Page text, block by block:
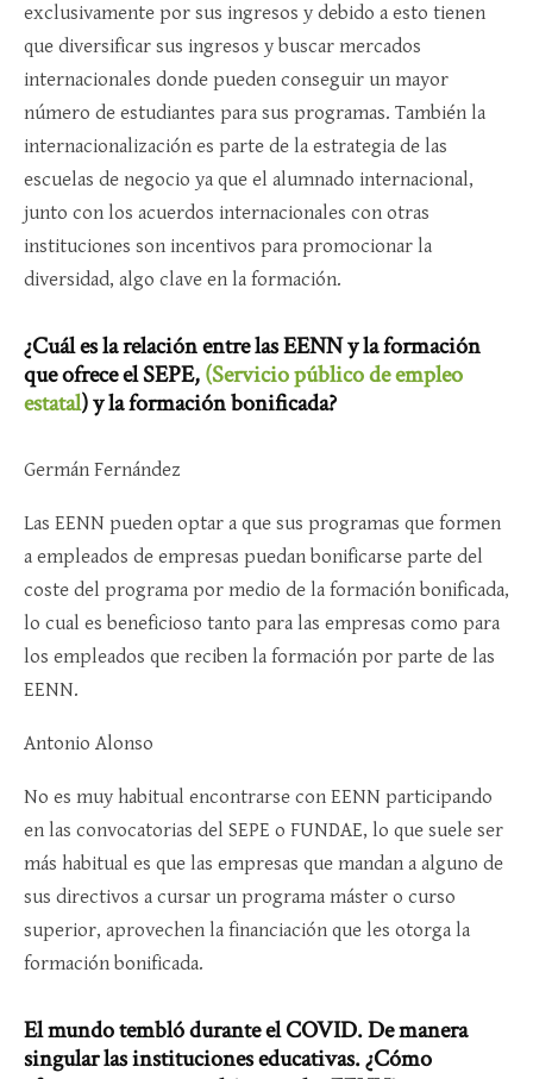
exclusivamente por sus ingresos y debido a esto tienen
que diversificar sus ingresos y buscar mercados
internacionales donde pueden conseguir un mayor
número de estudiantes para sus programas. También la
internacionalización es parte de la estrategia de las
escuelas de negocio ya que el alumnado internacional,
junto con los acuerdos internacionales con otras
instituciones son incentivos para promocionar la
diversidad, algo clave en la formación.
¿Cuál es la relación entre las EENN y la formación
que ofrece el SEPE,(Servicio público de empleo
estatal) y la formación bonificada?
Germán Fernández
Las EENN pueden optar a que sus programas que formen
a empleados de empresas puedan bonificarse parte del
coste del programa por medio de la formación bonificada,
lo cual es beneficioso tanto para las empresas como para
los empleados que reciben la formación por parte de las
EENN.
Antonio Alonso
No es muy habitual encontrarse con EENN participando
en las convocatorias del SEPE o FUNDAE, lo que suele ser
más habitual es que las empresas que mandan a alguno de
sus directivos a cursar un programa máster o curso
superior, aprovechen la financiación que les otorga la
formación bonificada.
El mundo tembló durante el COVID. De manera
singular las instituciones educativas. ¿Cómo